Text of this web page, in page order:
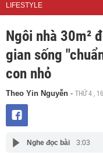
LIFESTYLE
Ngôi nhà 30m²
gian sống
con nhỏ
Theo Yin Nguyễn - THỨ 4 ,
Nghe đọc bài 3:03